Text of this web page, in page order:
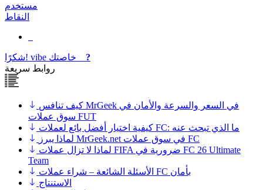
مستخدم
النقاط
شكرًا! vibe
?
روابط سريعة
كيف تنافس MrGeek في السعر والسرعة والأمان في
سوق عملات FUT
كيفية اختيار أفضل بائع لعملات FC: ما الذي تبحث عنه
لماذا يبرز MrGeek.net في سوق عملات FC
لماذا لا تزال عملات FIFA ضرورية في FC 26 Ultimate
Team
الأسئلة الشائعة – شراء عملات FC بأمان
الاستنتاج